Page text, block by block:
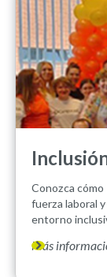
Conozca
fuerza laboral
entorno
Más